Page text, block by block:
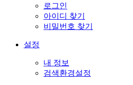
로그인
아이디 찾기
비밀번호 찾기
설정
내 정보
검색환경설정